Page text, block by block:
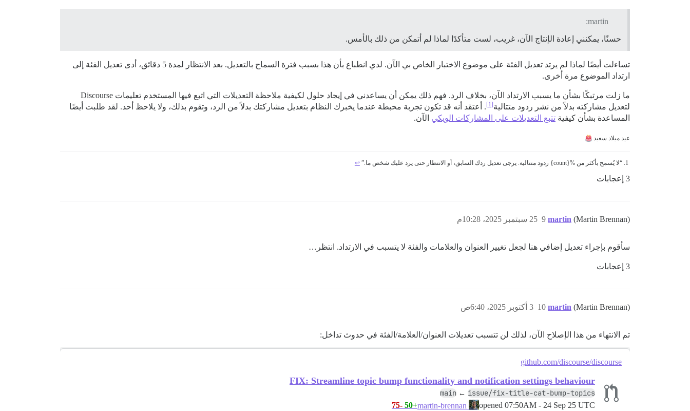
martin:
حسنًا، يمكنني إعادة الإنتاج الآن، غريب، لست متأكدًا لماذا لم أتمكن من ذلك بالأمس.
تساءلت أيضًا لماذا لم يرتد تعديل الفئة على موضوع الاختبار الخاص بي الآن. لدي انطباع بأن هذا بسبب فترة السماح بالتعديل. بعد الانتظار لمدة 5 دقائق، أدى تعديل الفئة إلى
ارتداد الموضوع مرة أخرى.
ما زلت مرتبكًا بشأن ما يسبب الارتداد الآن، بخلاف الرد. فهم ذلك يمكن أن يساعدني في إيجاد حلول لكيفية ملاحظة التعديلات التي اتبع فيها المستخدم تعليمات Discourse
لتعديل مشاركته بدلاً من نشر ردود متتالية[1]
. أعتقد أنه قد تكون تجربة محبطة عندما يخبرك النظام بتعديل مشاركتك بدلاً من الرد، وتقوم بذلك، ولا يلاحظ أحد. لقد طلبت أيضًا
المساعدة بشأن كيفية تتبع التعديلات على المشاركات الويكي الآن.
عيد ميلاد سعيد
“لا يُسمح بأكثر من %{count} ردود متتالية. يرجى تعديل ردك السابق، أو الانتظار حتى يرد عليك شخص ما.” ↩︎
3 إعجابات
martin (Martin Brennan) 25 سبتمبر 2025، 10:28م 9
سأقوم بإجراء تعديل إضافي هنا لجعل تغيير العنوان والعلامات والفئة لا يتسبب في الارتداد. انتظر…
3 إعجابات
martin (Martin Brennan) 3 أكتوبر 2025، 6:40ص 10
تم الانتهاء من هذا الإصلاح الآن، لذلك لن تتسبب تعديلات العنوان/العلامة/الفئة في حدوث تداخل:
github.com/discourse/discourse
FIX: Streamline topic bump functionality and notification settings behaviour
main ← issue/fix-title-cat-bump-topics
opened 07:50AM - 24 Sep 25 UTC
+50
-75